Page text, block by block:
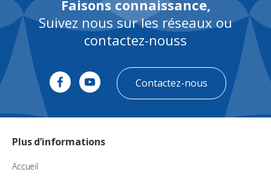
Faisons connaissance,
Suivez nous sur les réseaux ou
contactez-nouss
Contactez-nous
Plus d’informations
Accueil